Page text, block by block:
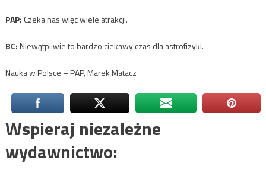
PAP: Czeka nas więc wiele atrakcji.
BC:Niewątpliwie to bardzo ciekawy czas dla astrofizyki.
Nauka w Polsce – PAP, Marek Matacz
Wspieraj niezależne
wydawnictwo: